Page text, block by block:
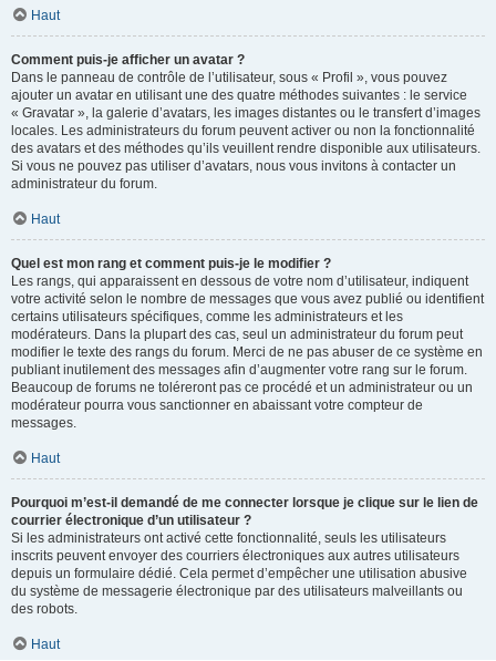
Haut
Comment puis-je afficher un avatar ?
Dans le panneau de contrôle de l’utilisateur, sous « Profil », vous pouvez
ajouter un avatar en utilisant une des quatre méthodes suivantes : le service
« Gravatar », la galerie d’avatars, les images distantes ou le transfert d’images
locales. Les administrateurs du forum peuvent activer ou non la fonctionnalité
des avatars et des méthodes qu’ils veuillent rendre disponible aux utilisateurs.
Si vous ne pouvez pas utiliser d’avatars, nous vous invitons à contacter un
administrateur du forum.
Haut
Quel est mon rang et comment puis-je le modifier ?
Les rangs, qui apparaissent en dessous de votre nom d’utilisateur, indiquent
votre activité selon le nombre de messages que vous avez publié ou identifient
certains utilisateurs spécifiques, comme les administrateurs et les
modérateurs. Dans la plupart des cas, seul un administrateur du forum peut
modifier le texte des rangs du forum. Merci de ne pas abuser de ce système en
publiant inutilement des messages afin d’augmenter votre rang sur le forum.
Beaucoup de forums ne toléreront pas ce procédé et un administrateur ou un
modérateur pourra vous sanctionner en abaissant votre compteur de
messages.
Haut
Pourquoi m’est-il demandé de me connecter lorsque je clique sur le lien de
courrier électronique d’un utilisateur ?
Si les administrateurs ont activé cette fonctionnalité, seuls les utilisateurs
inscrits peuvent envoyer des courriers électroniques aux autres utilisateurs
depuis un formulaire dédié. Cela permet d’empêcher une utilisation abusive
du système de messagerie électronique par des utilisateurs malveillants ou
des robots.
Haut